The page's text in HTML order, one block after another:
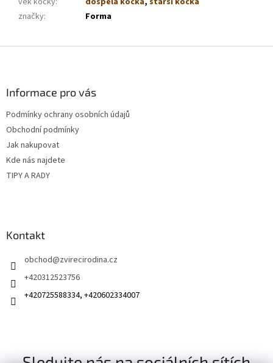
značky: Forma
Informace pro vás
Podmínky ochrany osobních údajů
Obchodní podmínky
Jak nakupovat
Kde nás najdete
TIPY A RADY
Kontakt
obchod@zvirecirodina.cz
+420312523756
+420725588334, +420602334007